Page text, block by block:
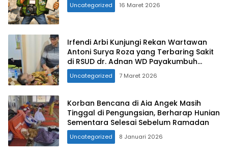
Uncategorized 16 Maret 2026
Irfendi Arbi Kunjungi Rekan Wartawan
Antoni Surya Roza yang Terbaring Sakit
di RSUD dr. Adnan WD Payakumbuh
Pasca Mengalami Musibah Kecelakaan
Uncategorized 7 Maret 2026
Korban Bencana di Aia Angek Masih
Tinggal di Pengungsian, Berharap Hunian
Sementara Selesai Sebelum Ramadan
Uncategorized 8 Januari 2026